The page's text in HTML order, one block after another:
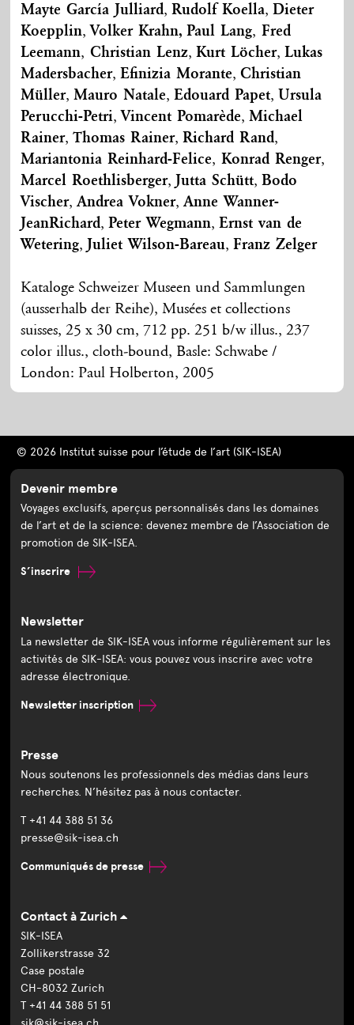
Mayte García Julliard,Rudolf Koella,Dieter
Koepplin, Volker Krahn, Paul Lang, Fred
Leemann, Christian Lenz,Kurt Löcher,Lukas
Madersbacher,Efinizia Morante,Christian
Müller,Mauro Natale,Edouard Papet, Ursula
Perucchi-Petri, Vincent Pomarède,Michael
Rainer,Thomas Rainer,Richard Rand,
Mariantonia Reinhard-Felice, Konrad Renger,
Marcel Roethlisberger, Jutta Schütt,Bodo
Vischer,Andrea Vokner,Anne Wanner-
JeanRichard,Peter Wegmann,Ernst van de
Wetering, Juliet Wilson-Bareau,Franz Zelger
Kataloge Schweizer Museen und Sammlungen
(ausserhalb der Reihe), Musées et collections
suisses, 25 x 30 cm, 712 pp. 251 b/w illus., 237
color illus., cloth-bound, Basle: Schwabe /
London: Paul Holberton, 2005
© 2026 Institut suisse pour l’étude de l’art (SIK-ISEA)
Devenir membre
Voyages exclusifs, aperçus personnalisés dans les domaines
de l’art et de la science: devenez membre de l’Association de
promotion de SIK-ISEA.
S’inscrire
Newsletter
La newsletter de SIK-ISEA vous informe régulièrement sur les
activités de SIK-ISEA: vous pouvez vous inscrire avec votre
adresse électronique.
Newsletter inscription
Presse
Nous soutenons les professionnels des médias dans leurs
recherches. N’hésitez pas à nous contacter.
T +41 44 388 51 36
presse@sik-isea.ch
Communiqués de presse
Contact à Zurich
SIK-ISEA
Zollikerstrasse 32
Case postale
CH-8032 Zurich
T +41 44 388 51 51